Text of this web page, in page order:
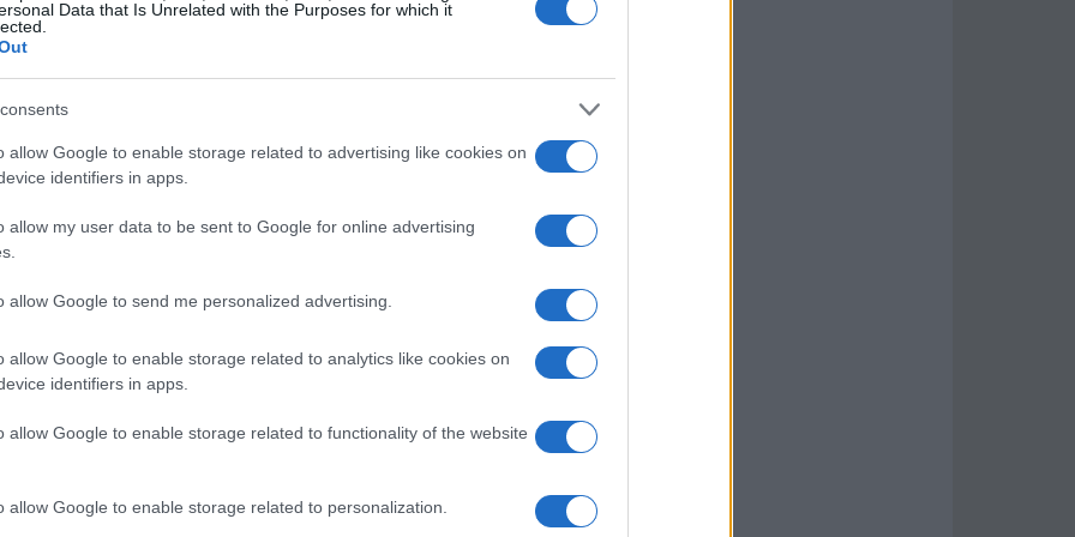
Data that Is Unrelated with the Purposes for which it
allow Google to enable storage related to advertising like cookies on
identifiers in apps.
allow my user data to be sent to Google for online advertising
allow Google to send me personalized advertising.
allow Google to enable storage related to analytics like cookies on
identifiers in apps.
allow Google to enable storage related to functionality of the website
allow Google to enable storage related to personalization.
un rinforzo, anche per sostituire il
è concluso con un prestito oneroso di 4,5
annuale netto con l’Inter
sempre più importante per la
del tempo.